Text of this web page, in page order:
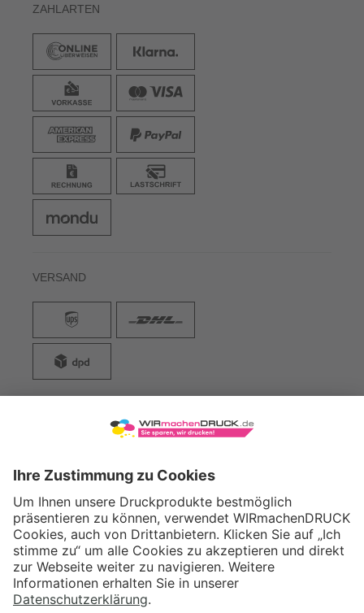
ZAHLARTEN
VERSAND
WIRmachenDRUCK GmbH
71522 Backnang
Tel.: +49 (0) 711 995 982 - 20
Fax: +49 (0) 711 995 982 - 21
SOCIAL MEDIA